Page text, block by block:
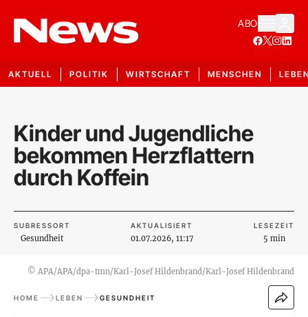
ABO
AKTUELL POLITIK WIRTSCHAFT MENSCHEN
Kinder und Jugendliche
bekommen Herzflattern
durch Koffein
SUBRESSORT
Gesundheit
AKTUALISIERT
01.07.2026, 11:17
LESEZEIT
5 min
© APA/APA/dpa-tmn/Karl-Josef Hildenbrand/Karl-Josef Hildenbrand
HOME LEBEN GESUNDHEIT